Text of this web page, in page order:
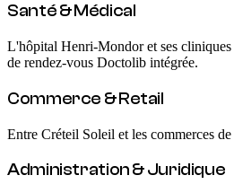
Santé & Médical
L'hôpital Henri-Mondor et ses cliniques
de rendez-vous Doctolib intégrée.
Commerce & Retail
Entre Créteil Soleil et les commerces
Administration & Juridique